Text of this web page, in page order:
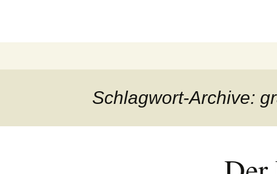
Schlagwort-Archive: